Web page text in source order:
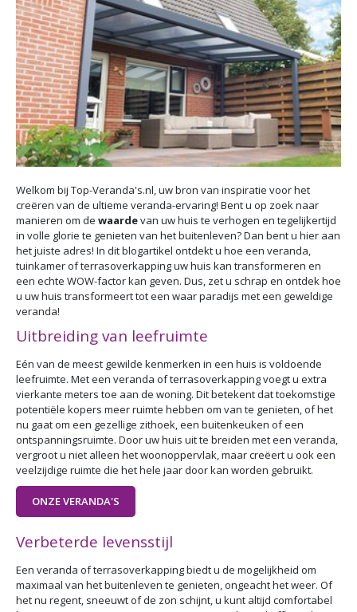
Welkom bij Top-Veranda's.nl, uw bron van inspiratie voor het
creëren van de ultieme veranda-ervaring! Bent u op zoek naar
manieren om de waardevan uw huis te verhogen en tegelijkertijd
in volle glorie te genieten van het buitenleven? Dan bent u hier aan
het juiste adres! In dit blogartikel ontdekt u hoe een veranda,
tuinkamer of terrasoverkapping uw huis kan transformeren en
een echte WOW-factor kan geven. Dus, zet u schrap en ontdek hoe
u uw huis transformeert tot een waar paradijs met een geweldige
veranda!
Uitbreiding van leefruimte
Eén van de meest gewilde kenmerken in een huis is voldoende
leefruimte. Met een veranda of terrasoverkapping voegt u extra
vierkante meters toe aan de woning. Dit betekent dat toekomstige
potentiële kopers meer ruimte hebben om van te genieten, of het
nu gaat om een gezellige zithoek, een buitenkeuken of een
ontspanningsruimte. Door uw huis uit te breiden met een veranda,
vergroot u niet alleen het woonoppervlak, maar creëert u ook een
veelzijdige ruimte die het hele jaar door kan worden gebruikt.
ONZE VERANDA'S
Verbeterde levensstijl
Een veranda of terrasoverkapping biedt u de mogelijkheid om
maximaal van het buitenleven te genieten, ongeacht het weer. Of
het nu regent, sneeuwt of de zon schijnt, u kunt altijd comfortabel